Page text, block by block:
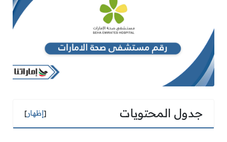
جدول المحتويات [إظهار]